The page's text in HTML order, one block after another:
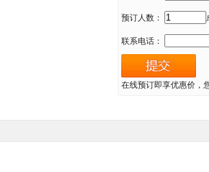
预订人数：
联系电话：
在线预订即享优惠价，